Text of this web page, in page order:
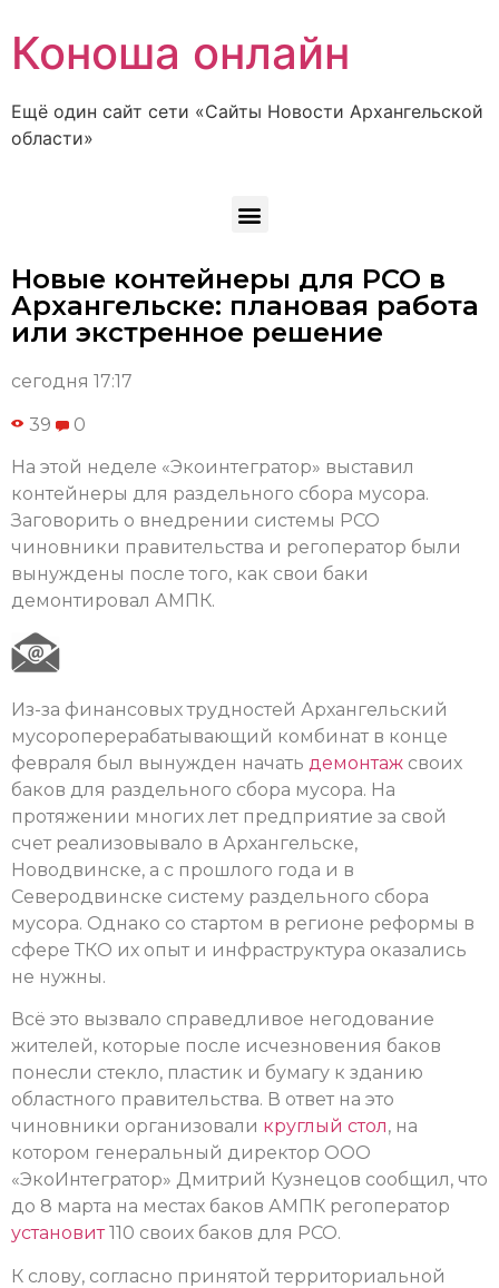
Коноша онлайн
Ещё один сайт сети «Сайты Новости Архангельской
области»
Новые контейнеры для РСО в
Архангельске: плановая работа
или экстренное решение
сегодня 17:17
39 0
На этой неделе «Экоинтегратор» выставил
контейнеры для раздельного сбора мусора.
Заговорить о внедрении системы РСО
чиновники правительства и регоператор были
вынуждены после того, как свои баки
демонтировал АМПК.
Из-за финансовых трудностей Архангельский
мусороперерабатывающий комбинат в конце
февраля был вынужден начать демонтаж своих
баков для раздельного сбора мусора. На
протяжении многих лет предприятие за свой
счет реализовывало в Архангельске,
Новодвинске, а с прошлого года и в
Северодвинске систему раздельного сбора
мусора. Однако со стартом в регионе реформы в
сфере ТКО их опыт и инфраструктура оказались
не нужны.
Всё это вызвало справедливое негодование
жителей, которые после исчезновения баков
понесли стекло, пластик и бумагу к зданию
областного правительства. В ответ на это
чиновники организовали круглый стол, на
котором генеральный директор ООО
«ЭкоИнтегратор» Дмитрий Кузнецов сообщил, что
до 8 марта на местах баков АМПК регоператор
установит110 своих баков для РСО.
К слову, согласно принятой территориальной